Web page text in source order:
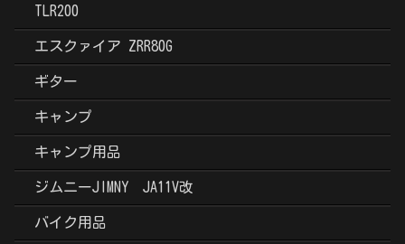
TLR200
エスクァイア ZRR80G
ギター
キャンプ
キャンプ用品
ジムニーJIMNY JA11V改
バイク用品